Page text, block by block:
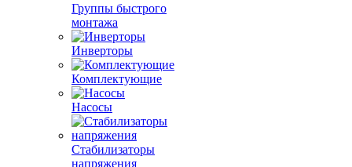
Группы быстрого
монтажа
Инверторы
Комплектующие
Насосы
Стабилизаторы
напряжения